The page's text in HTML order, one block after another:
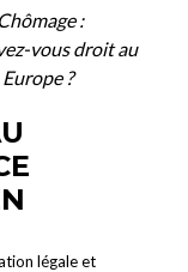
Chômage :
vous droit au
?
légale et